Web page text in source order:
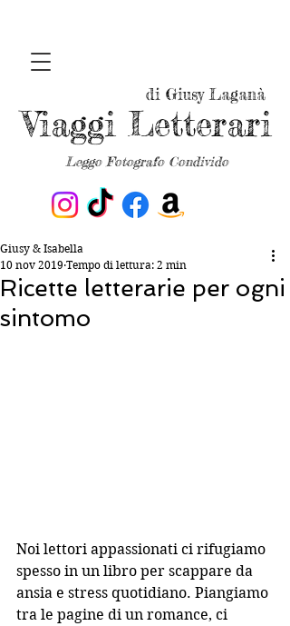
Leggo Fotografo Condivido
Viaggi Letterari
di Giusy Laganà
Ricette letterarie per ogni
sintomo
Giusy & Isabella
10 nov 2019 Tempo di lettura: 2 min
Noi lettori appassionati ci rifugiamo
spesso in un libro per scappare da
ansia e stress quotidiano. Piangiamo
tra le pagine di un romance, ci